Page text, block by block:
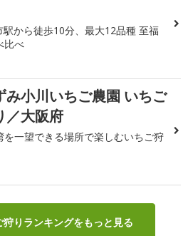
駅から徒歩10分、最大12品種 至福
比べ
み小川いちご農園 いちご
／大阪府
を一望できる場所で楽しむいちご狩
りランキングをもっと見る